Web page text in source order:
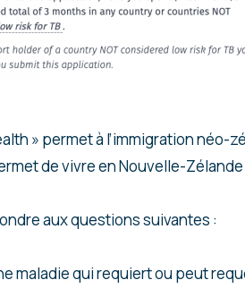
» permet à l’immigration
de vivre en Nouvelle-
aux questions suivantes :
maladie qui requiert ou peut